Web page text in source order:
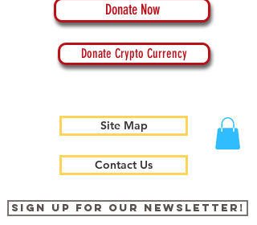
Donate Now
Donate Crypto Currency
Site Map
Contact Us
Sign up for our newsletter!